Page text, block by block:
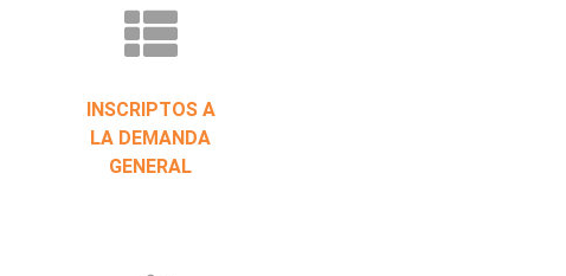
INSCRIPTOS A
LA DEMANDA
GENERAL